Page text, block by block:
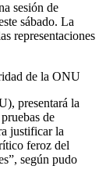
sesión de
sábado. La
representaciones
presentará la
de
justificar la
feroz del
según pudo